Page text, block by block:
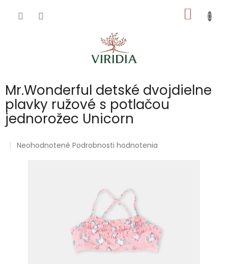
KOŠÍK
Mr.Wonderful detské dvojdielne
plavky ružové s potlačou
jednorožec Unicorn
Priemerné
Neohodnotené Podrobnosti hodnotenia